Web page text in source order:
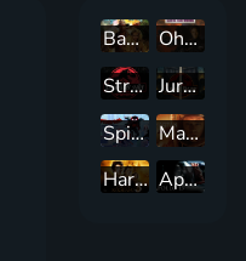
Bane kráľa Šalamúna
Ohnivá líška
Stratený svet: Jurský park
Jurský park
Spider-Man: Paralelné svety
Marťan
Harry Potter a väzeň z Azkabanu
Apollo 13